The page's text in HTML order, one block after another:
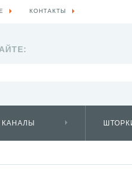
КОНТАКТЫ